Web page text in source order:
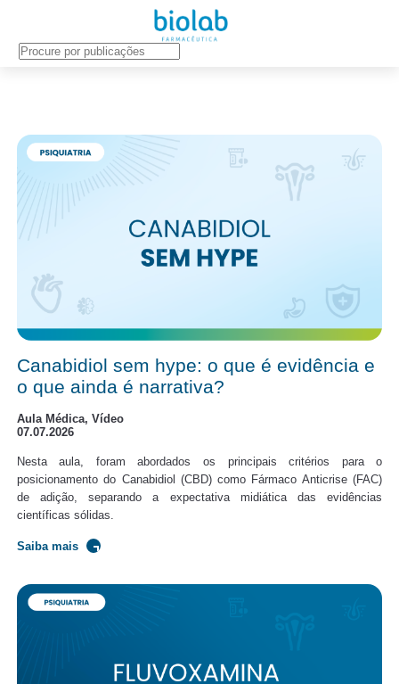
Canabidiol sem hype: o que é evidência e
o que ainda é narrativa?
Aula Médica, Vídeo
07.07.2026
Nesta aula, foram abordados os principais critérios para o
posicionamento do Canabidiol (CBD) como Fármaco Anticrise (FAC)
de adição, separando a expectativa midiática das evidências
científicas sólidas.
Saiba mais